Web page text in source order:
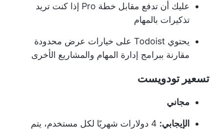
عليك أن تدفع مقابل خطة Pro إذا كنت تريد
تذكيرات بالمهام
يحتوي Todoist على خيارات عرض محدودة
مقارنة ببرامج إدارة المهام والمشاريع الأخرى
تسعير تودويست
مجاني
الإيجابي:
4 دولارات شهريًا لكل مستخدم، يتم